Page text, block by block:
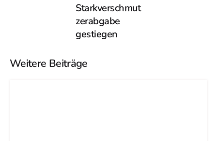
Starkverschmut
zerabgabe
gestiegen
Weitere Beiträge